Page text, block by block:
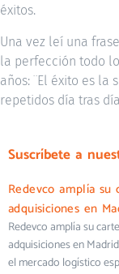
éxitos.
Una vez leí una
la perfección todo
años: ¨El éxito es la
repetidos día tras
Suscríbete a
Redevco amplía su
adquisiciones en
Redevco amplía su
adquisiciones en
el mercado logístico